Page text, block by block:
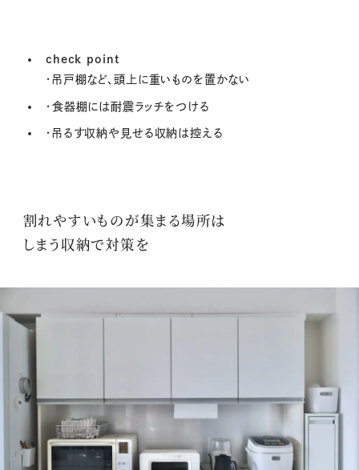
check point
・吊戸棚など、頭上に重いものを置かない
・食器棚には耐震ラッチをつける
・吊るす収納や見せる収納は控える
割れやすいものが集まる場所は
しまう収納で対策を